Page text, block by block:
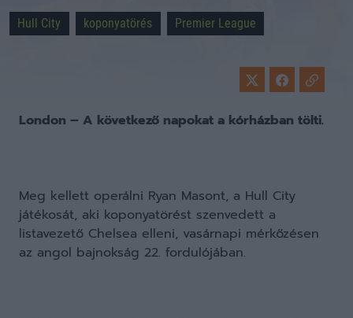
Hull City koponyatörés Premier League
London – A következő napokat a kórházban tölti.
Meg kellett operálni Ryan Masont, a Hull City
játékosát, aki koponyatörést szenvedett a
listavezető Chelsea elleni, vasárnapi mérkőzésen
az angol bajnokság 22. fordulójában.